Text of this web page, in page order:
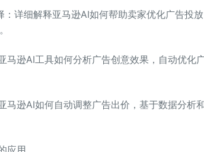
：详细解释亚马逊AI如何帮助卖家优化广告投
马逊AI工具如何分析广告创意效果，自动优化
马逊AI如何自动调整广告出价，基于数据分析
应用